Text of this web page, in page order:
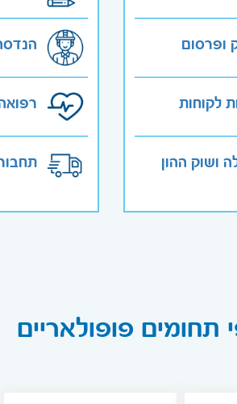
ופרסום
לקוחות
ושוק ההון
תחומים פופולאריים